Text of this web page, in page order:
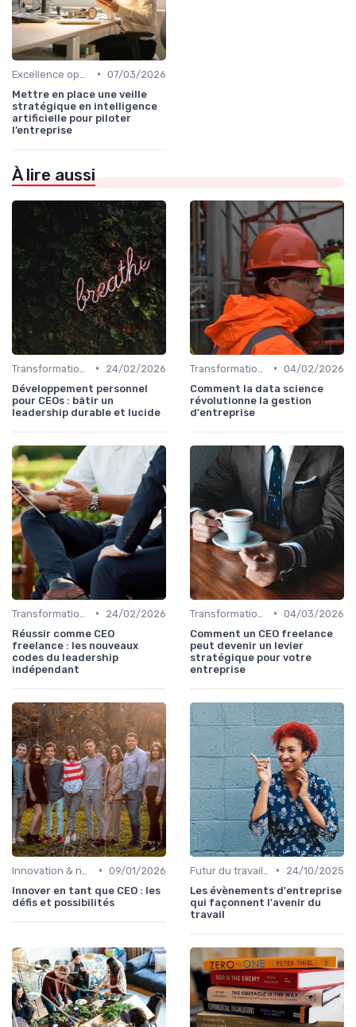
• 07/03/2026
Mettre en place une veille
stratégique en intelligence
artificielle pour piloter
l’entreprise
À lire aussi
•
24/02/2026
Développement personnel
pour CEOs : bâtir un
leadership durable et lucide
• 04/02/2026
Comment la data science
révolutionne la gestion
d'entreprise
•
24/02/2026
Réussir comme CEO
freelance : les nouveaux
codes du leadership
indépendant
• 04/03/2026
Comment un CEO freelance
peut devenir un levier
stratégique pour votre
entreprise
• 09/01/2026
Innover en tant que CEO : les
défis et possibilités
•
24/10/2025
Les évènements d'entreprise
qui façonnent l'avenir du
travail